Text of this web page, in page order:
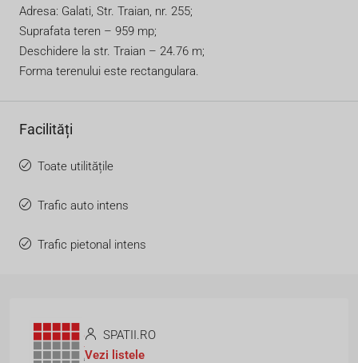
Adresa: Galati, Str. Traian, nr. 255;
Suprafata teren – 959 mp;
Deschidere la str. Traian – 24.76 m;
Forma terenului este rectangulara.
Facilități
Toate utilitățile
Trafic auto intens
Trafic pietonal intens
SPATII.RO
Vezi listele